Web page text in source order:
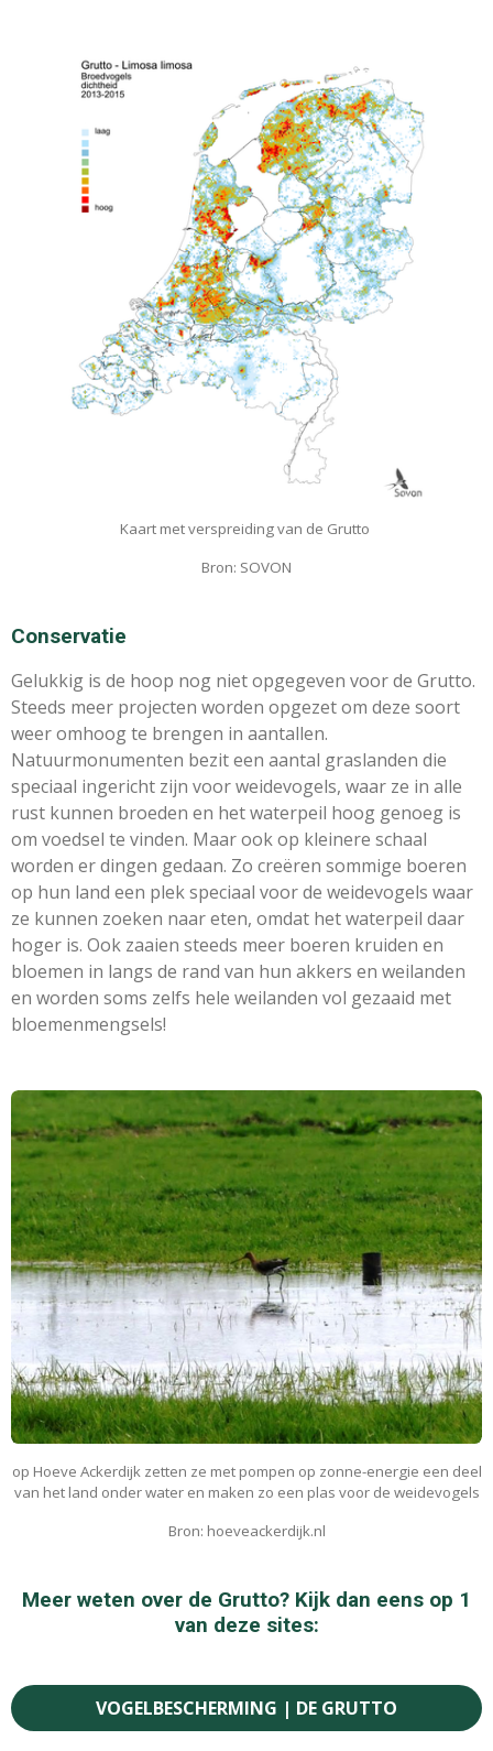
Kaart met verspreiding van de Grutto
Bron: SOVON
Conservatie
Gelukkig is de hoop nog niet opgegeven voor de Grutto.
Steeds meer projecten worden opgezet om deze soort
weer omhoog te brengen in aantallen.
Natuurmonumenten bezit een aantal graslanden die
speciaal ingericht zijn voor weidevogels, waar ze in alle
rust kunnen broeden en het waterpeil hoog genoeg is
om voedsel te vinden. Maar ook op kleinere schaal
worden er dingen gedaan. Zo creëren sommige boeren
op hun land een plek speciaal voor de weidevogels waar
ze kunnen zoeken naar eten, omdat het waterpeil daar
hoger is. Ook zaaien steeds meer boeren kruiden en
bloemen in langs de rand van hun akkers en weilanden
en worden soms zelfs hele weilanden vol gezaaid met
bloemenmengsels!
op Hoeve Ackerdijk zetten ze met pompen op zonne-energie een deel
van het land onder water en maken zo een plas voor de weidevogels
Bron: hoeveackerdijk.nl
Meer weten over de Grutto? Kijk dan eens op 1
van deze sites:
VOGELBESCHERMING | DE GRUTTO